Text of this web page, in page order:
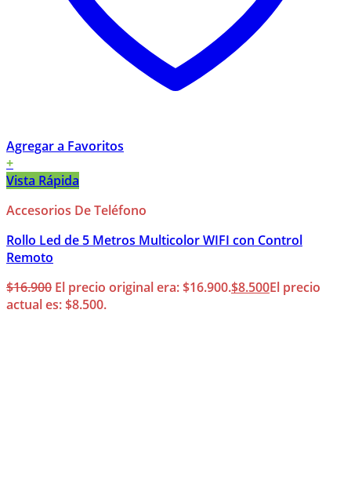
Agregar a Favoritos
+
Vista Rápida
Accesorios De Teléfono
Rollo Led de 5 Metros Multicolor WIFI con Control
Remoto
$16.900 El precio original era: $16.900.$8.500El precio
actual es: $8.500.